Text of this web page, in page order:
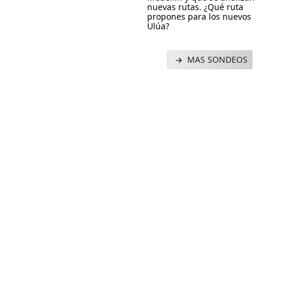
nuevas rutas. ¿Qué ruta
propones para los nuevos
Ulúa?
MAS SONDEOS